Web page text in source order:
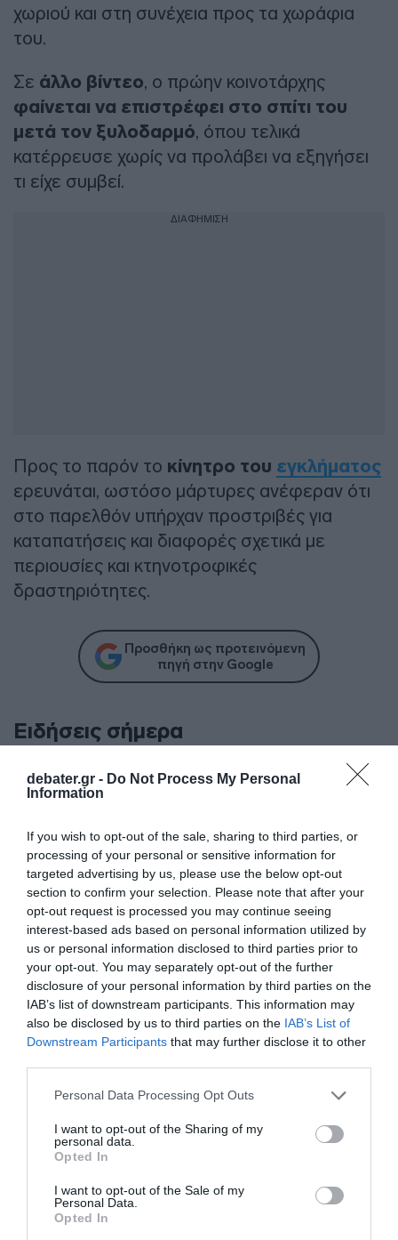
debater.gr - Do Not Process My Personal
Information
If you wish to opt-out of the sale, sharing to third parties, or
processing of your personal or sensitive information for
targeted advertising by us, please use the below opt-out
section to confirm your selection. Please note that after your
opt-out request is processed you may continue seeing
interest-based ads based on personal information utilized by
us or personal information disclosed to third parties prior to
your opt-out. You may separately opt-out of the further
disclosure of your personal information by third parties on the
IAB’s list of downstream participants. This information may
also be disclosed by us to third parties on the IAB’s List of
Downstream Participants that may further disclose it to other
Please note that this website/app uses one or more Google
not limited to your visit or usage behaviour. You may click to
grant or deny consent to Google and its third-party tags to
use your data for below specified purposes in below Google
consent section.
Personal Data Processing Opt Outs
I want to opt-out of the Sharing of my
personal data.
Opted In
I want to opt-out of the Sale of my
Personal Data.
Opted In
χωριού και στη συνέχεια προς τα χωράφια
του.
Σε άλλο βίντεο, ο πρώην κοινοτάρχης
φαίνεται να επιστρέφει στο σπίτι του
μετά τον ξυλοδαρμό, όπου τελικά
κατέρρευσε χωρίς να προλάβει να εξηγήσει
τι είχε συμβεί.
ΔΙΑΦΗΜΙΣΗ
Προς το παρόν το κίνητρο του εγκλήματος
ερευνάται, ωστόσο μάρτυρες ανέφεραν ότι
στο παρελθόν υπήρχαν προστριβές για
καταπατήσεις και διαφορές σχετικά με
περιουσίες και κτηνοτροφικές
δραστηριότητες.
Προσθήκη ως προτεινόμενη
πηγή στην Google
Ειδήσεις σήμερα
Με ταχείς ρυθμούς οι διαδικασίες
αποκατάστασης μετά την πυρκαγιά στη
Ειδικό Χωροταξικό για τον Τουρισμό: Οι
νέοι κανόνες για επενδύσεις, νησιά και
προορισμούς υπό πίεση
Εμπρησμός στη Marfin: “Δεν υπάρχει
ταυτοποίηση” λέει ο δικηγόρος της
46χρονης – Τι είπε για την ξανθιά κοτσίδα
Οι Queens Of The Stone Age
δημιούργησαν τηλεφωνική γραμμή…
παραπόνων για τους θαυμαστές τους
Ακολούθησε το debater.gr στο
και μάθετε πρώτοι όλες τις ειδήσεις
Share Tweet